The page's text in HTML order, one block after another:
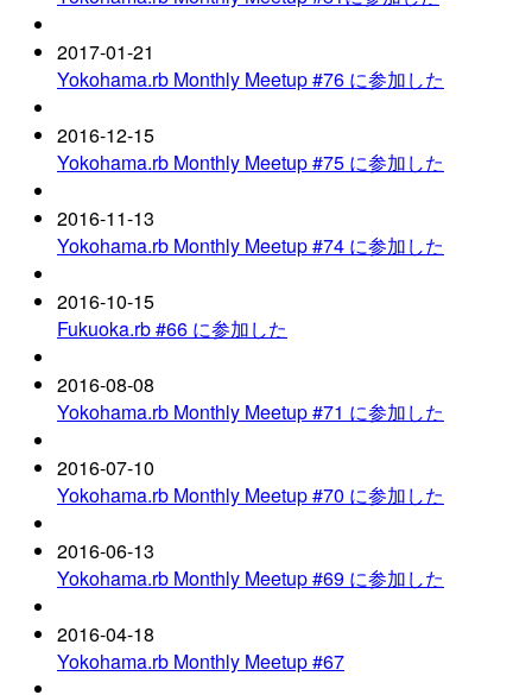
2017-01-21
Yokohama.rb Monthly Meetup #76 に参加した
2016-12-15
Yokohama.rb Monthly Meetup #75 に参加した
2016-11-13
Yokohama.rb Monthly Meetup #74 に参加した
2016-10-15
Fukuoka.rb #66 に参加した
2016-08-08
Yokohama.rb Monthly Meetup #71 に参加した
2016-07-10
Yokohama.rb Monthly Meetup #70 に参加した
2016-06-13
Yokohama.rb Monthly Meetup #69 に参加した
2016-04-18
Yokohama.rb Monthly Meetup #67